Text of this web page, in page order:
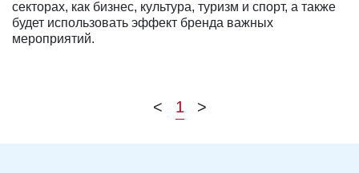
секторах, как бизнес, культура, туризм и спорт, а также
будет использовать эффект бренда важных
мероприятий.
< 1 >